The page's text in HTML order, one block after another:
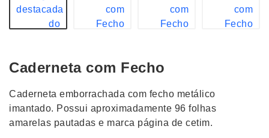
Caderneta com Fecho
Caderneta emborrachada com fecho metálico
imantado. Possui aproximadamente 96 folhas
amarelas pautadas e marca página de cetim.